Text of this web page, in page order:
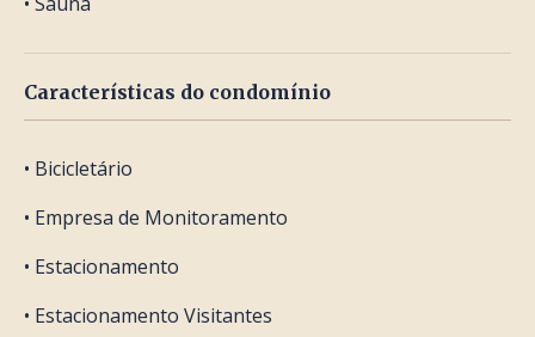
Características do condomínio
• Bicicletário
• Empresa de Monitoramento
• Estacionamento
• Estacionamento Visitantes